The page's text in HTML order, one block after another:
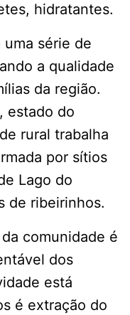
hidratantes.
série de
a qualidade
da região.
estado do
rural trabalha
por sítios
Lago do
de ribeirinhos.
comunidade é
dos
está
é extração do